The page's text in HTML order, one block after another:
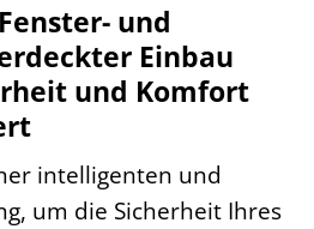
und
Einbau
und Komfort
intelligenten und
um die Sicherheit Ihres